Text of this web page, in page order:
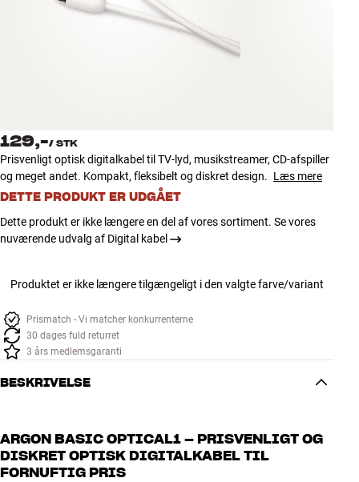
Tilbehør
TILBUD
Find Butik
Kundeservice
Byg med Lyd
129,-/ STK
Prisvenligt optisk digitalkabel til TV-lyd, musikstreamer, CD-afspiller
og meget andet. Kompakt, fleksibelt og diskret design. Læs mere
DETTE PRODUKT ER UDGÅET
Dette produkt er ikke længere en del af vores sortiment. Se vores
nuværende udvalg af Digital kabel
Produktet er ikke længere tilgængeligt i den valgte farve/variant
Prismatch - Vi matcher konkurrenterne
30 dages fuld returret
3 års medlemsgaranti
BESKRIVELSE
ARGON BASIC OPTICAL1 – PRISVENLIGT OG
DISKRET OPTISK DIGITALKABEL TIL
FORNUFTIG PRIS